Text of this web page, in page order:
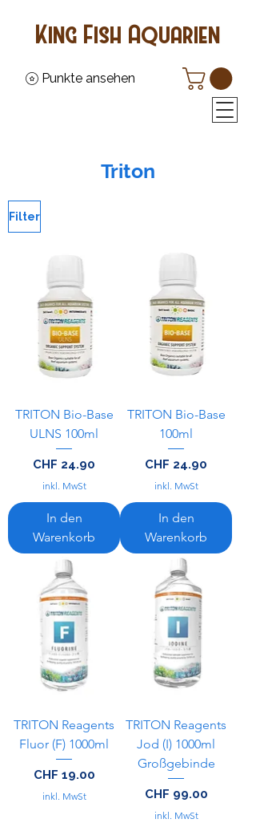
Punkte ansehen
King Fish Aquarien
Triton
Filter
TRITON Bio-Base
ULNS 100ml
Preis
CHF 24.90
inkl. MwSt
In den
Warenkorb
TRITON Bio-Base
100ml
Preis
CHF 24.90
inkl. MwSt
In den
Warenkorb
TRITON Reagents
Fluor (F) 1000ml
Preis
CHF 19.00
inkl. MwSt
TRITON Reagents
Jod (I) 1000ml
Großgebinde
Preis
CHF 99.00
inkl. MwSt